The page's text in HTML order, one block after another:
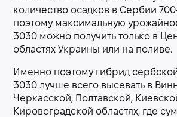
количество осадков в Сербии
поэтому максимальную
3030 можно получить только в
областях Украины или на поливе.
Именно поэтому гибрид
3030 лучше всего высевать в
Черкасской, Полтавской,
Кировоградской областях, где